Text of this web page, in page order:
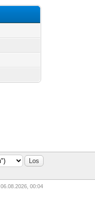
06.08.2026, 00:04